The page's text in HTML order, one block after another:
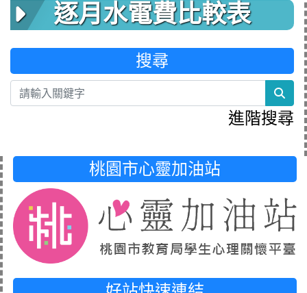
逐月水電費比較表
搜尋
進階搜尋
桃園市心靈加油站